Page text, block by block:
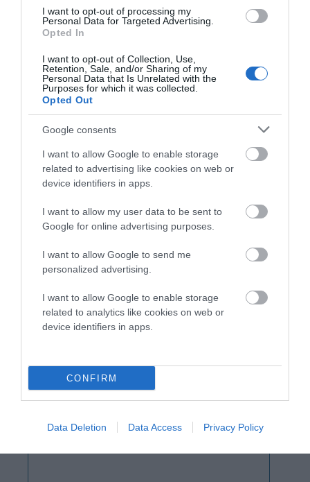
I want to opt-out of processing my
Personal Data for Targeted Advertising.
Opted In
I want to opt-out of Collection, Use,
Retention, Sale, and/or Sharing of my
Personal Data that Is Unrelated with the
Purposes for which it was collected.
Opted Out
Google consents
I want to allow Google to enable storage
related to advertising like cookies on web or
device identifiers in apps.
I want to allow my user data to be sent to
Google for online advertising purposes.
I want to allow Google to send me
personalized advertising.
I want to allow Google to enable storage
related to analytics like cookies on web or
device identifiers in apps.
CONFIRM
Data Deletion Data Access Privacy Policy
Αποθήκευσε το όνομά μου, email, και τον ιστότοπο μου σε